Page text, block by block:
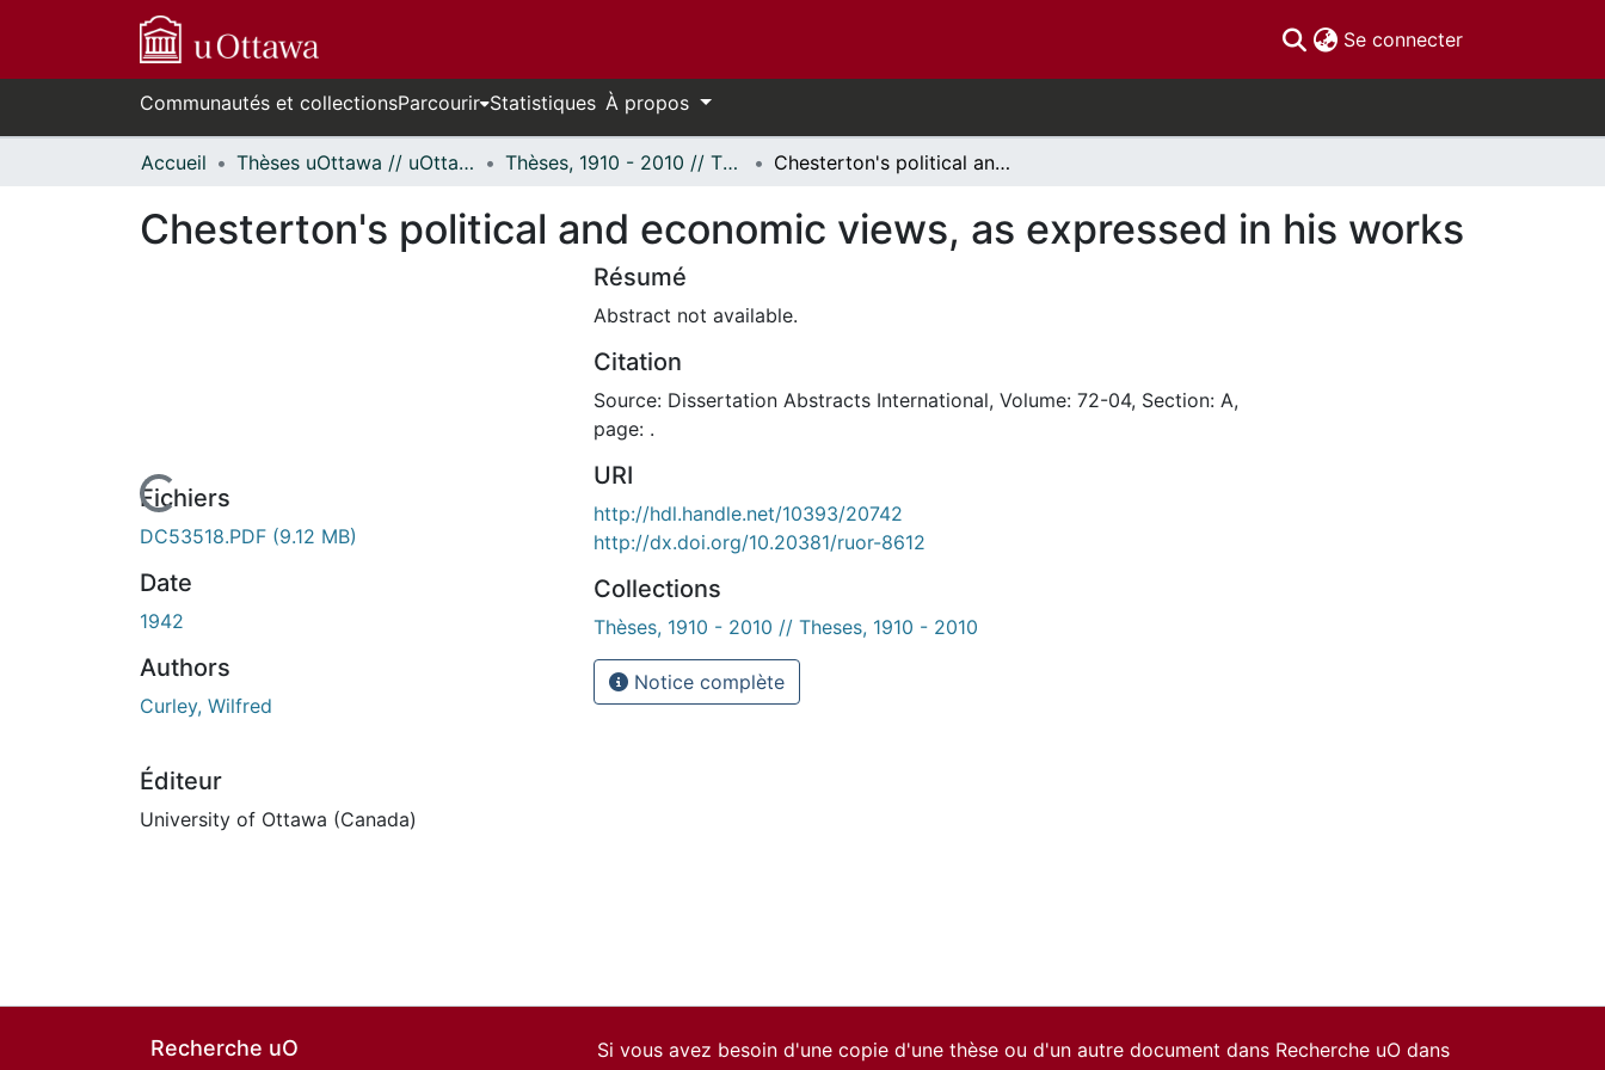
Se connecter(current)
Communautés et collectionsParcourir Statistiques À propos
Accueil Thèses uOttawa // uOttawa Theses Thèses, 1910 - 2010 // Theses, 1910 - 2010 Chesterton's political and economic views, as expressed in his works
Chesterton's political and economic views, as expressed in his works
En cours de chargement...
Fichiers
DC53518.PDF (9.12 MB)
Date
1942
Authors
Curley, Wilfred
Éditeur
University of Ottawa (Canada)
Résumé
Abstract not available.
Citation
Source: Dissertation Abstracts International, Volume: 72-04, Section: A,
page: .
URI
http://hdl.handle.net/10393/20742
http://dx.doi.org/10.20381/ruor-8612
Collections
Thèses, 1910 - 2010 // Theses, 1910 - 2010
Notice complète
Recherche uO
Si vous avez besoin d'une copie d'une thèse ou d'un autre document dans Recherche uO dans